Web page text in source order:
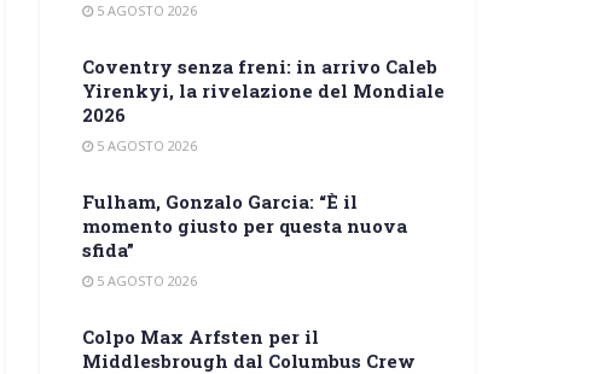
5 AGOSTO 2026
Coventry senza freni: in arrivo Caleb
Yirenkyi, la rivelazione del Mondiale
2026
5 AGOSTO 2026
Fulham, Gonzalo Garcia: “È il
momento giusto per questa nuova
sfida”
5 AGOSTO 2026
Colpo Max Arfsten per il
Middlesbrough dal Columbus Crew